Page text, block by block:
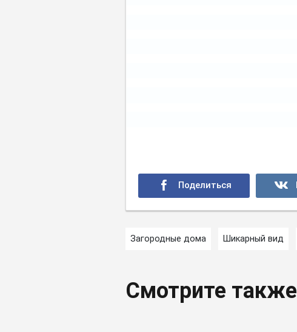
Загородные дома Шикарный вид
Смотрите также